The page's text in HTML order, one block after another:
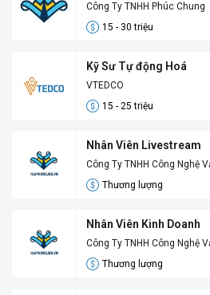
Công Ty TNHH Phúc Chung
15 - 30 triệu
Kỹ Sư Tự động Hoá
VTEDCO
15 - 25 triệu
Nhân Viên Livestream
Công Ty TNHH Công Nghệ
Thương lượng
Nhân Viên Kinh Doanh
Công Ty TNHH Công Nghệ
Thương lượng